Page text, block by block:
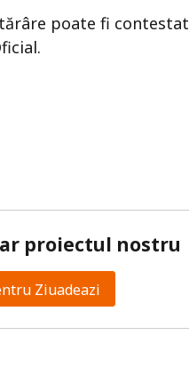
poate fi
proiectul nostru
Ziuadeazi